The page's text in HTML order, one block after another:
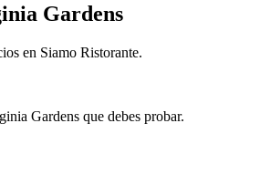
Gardens
en Siamo Ristorante.
Gardens que debes probar.